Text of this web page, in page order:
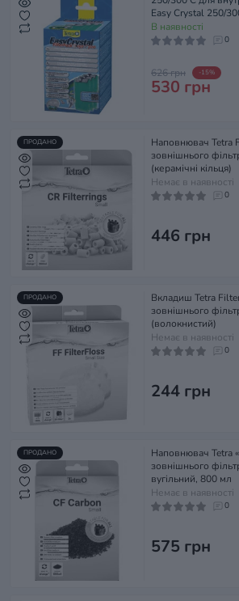
Easy Crystal 250/
вугіллям, 3 шт
В наявності
0
626 грн -15%
530 грн
ПРОДАНО
Наповнювач Tetra
зовнішнього
(керамічні кільця)
Немає в наявності
0
446 грн
ПРОДАНО
Вкладиш Tetra
зовнішнього
(волокнистий)
Немає в наявності
0
244 грн
ПРОДАНО
Наповнювач Tetra
зовнішнього
вугільний, 800 мл
Немає в наявності
0
575 грн